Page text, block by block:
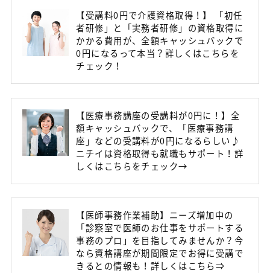
【受講料0円で介護資格取得！】 「初任
者研修」と「実務者研修」の資格取得に
かかる費用が、全額キャッシュバックで
0円になるって本当？詳しくはこちらを
チェック！
【医療事務講座の受講料が0円に！】全
額キャッシュバックで、「医療事務講
座」などの受講料が0円になるらしい♪
ニチイは資格取得も就職もサポート！詳
しくはこちらをチェック→
【医師事務作業補助】ニーズ増加中の
「診察室で医師のお仕事をサポートする
事務のプロ」を目指してみませんか？今
なら資格講座が期間限定でお得に受講で
きるとの情報も！詳しくはこちら⇒